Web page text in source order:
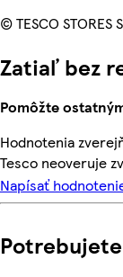
© TESCO STORES
Zatiaľ bez
Pomôžte
Hodnotenia
Tesco neoveruje
Napísať